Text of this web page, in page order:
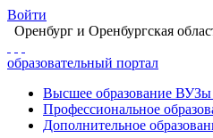
Войти
Оренбург и Оренбургская
образовательный портал
Высшее образование ВУЗы
Профессиональное
Дополнительное